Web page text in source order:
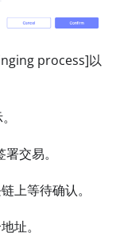
process]以
交易。
上等待确认。
址。